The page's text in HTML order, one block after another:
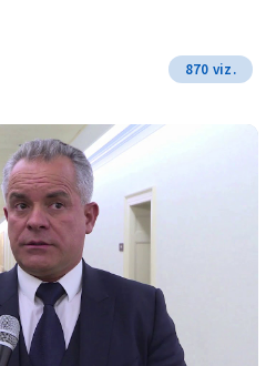
870 viz.